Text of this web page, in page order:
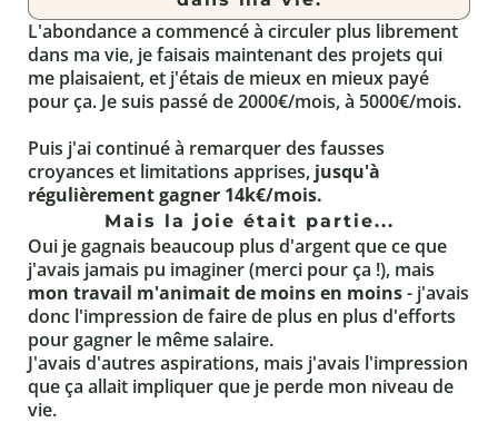
L'abondance a commencé à circuler plus librement
dans ma vie, je faisais maintenant des projets qui
me plaisaient, et j'étais de mieux en mieux payé
pour ça. Je suis passé de 2000€/mois, à 5000€/mois.
Puis j'ai continué à remarquer des fausses
croyances et limitations apprises, jusqu'à
régulièrement gagner 14k€/mois.
Mais la joie était partie...
Oui je gagnais beaucoup plus d'argent que ce que
j'avais jamais pu imaginer (merci pour ça !), mais
mon travail m'animait de moins en moins- j'avais
donc l'impression de faire de plus en plus d'efforts
pour gagner le même salaire.
J'avais d'autres aspirations, mais j'avais l'impression
que ça allait impliquer que je perde mon niveau de
vie.